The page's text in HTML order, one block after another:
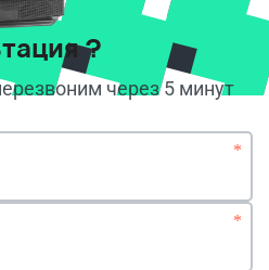
?
через 5 минут
*
*